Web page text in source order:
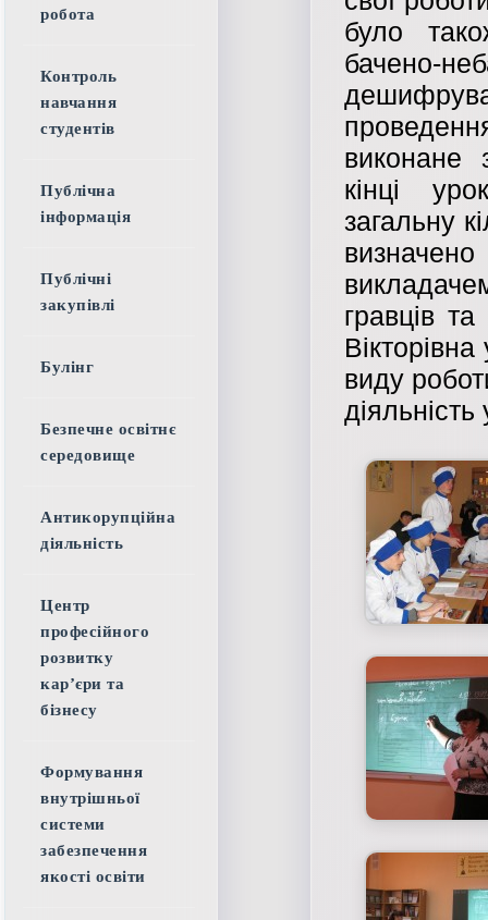
було
бачено-
виконане
кінці
загальну
гравців
виду
діяльність
робота
Контроль
навчання
студентів
Публічна
інформація
Публічні
закупівлі
Булінг
Безпечне освітнє
середовище
Антикорупційна
діяльність
Центр
професійного
розвитку
кар’єри та
бізнесу
Формування
внутрішньої
системи
забезпечення
якості освіти